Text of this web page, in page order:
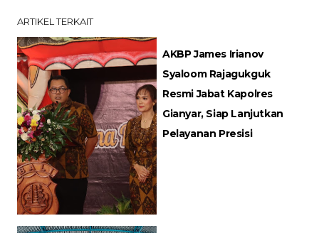
ARTIKEL TERKAIT
AKBP James Irianov
Syaloom Rajagukguk
Resmi Jabat Kapolres
Gianyar, Siap Lanjutkan
Pelayanan Presisi